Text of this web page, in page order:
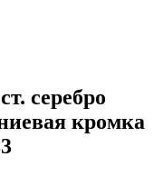
серебро
кромка